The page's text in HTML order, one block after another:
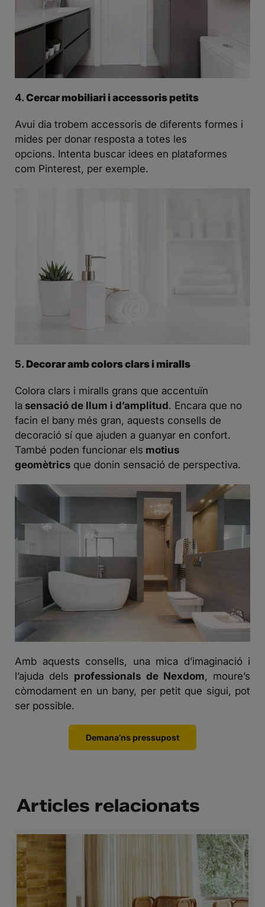
4.Cercar mobiliari i accessoris petits
Avui dia trobem accessoris de diferents formes i
mides per donar resposta a totes les
opcions. Intenta buscar idees en plataformes
com Pinterest, per exemple.
5.Decorar amb colors clars i miralls
Colora clars i miralls grans que accentuïn
la sensació de llum i d’amplitud. Encara que no
facin el bany més gran, aquests consells de
decoració sí que ajuden a guanyar en confort.
També poden funcionar els motius
geomètrics que donin sensació de perspectiva.
Amb aquests consells, una mica d’imaginació i
l’ajuda dels professionals de Nexdom, moure’s
còmodament en un bany, per petit que sigui, pot
ser possible.
Demana’ns pressupost
Articles relacionats